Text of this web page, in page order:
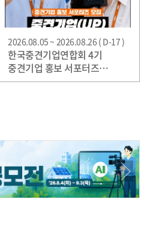
2026.08.05 ~ 2026.08.26 ( D-17 )
한국중견기업연합회 4기
중견기업 홍보 서포터즈
‘중견기업(UP) 플러스 크루’